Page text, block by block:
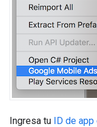
Ingresa tu ID de